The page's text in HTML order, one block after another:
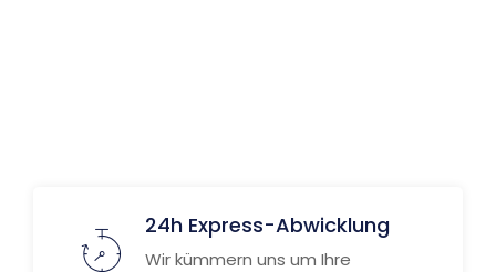
24h Express-Abwicklung
Wir kümmern uns um Ihre